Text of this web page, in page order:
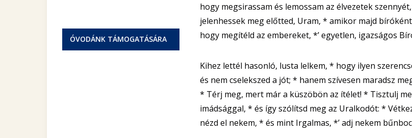
ÓVODÁNK TÁMOGATÁSÁRA
hogy megsirassam és lemossam az élvezetek
jelenhessek meg előtted, Uram, * amikor majd
hogy megítéld az embereket, *’ egyetlen, igazságos
Kihez lettél hasonló, lusta lelkem, * hogy ilyen
és nem cselekszed a jót; * hanem szívesen maradsz
* Térj meg, mert már a küszöbön az ítélet! * Tisztulj
imádsággal, * és így szólítsd meg az Uralkodót: *
nézd el nekem, * és mint Irgalmas, *’ adj nekem